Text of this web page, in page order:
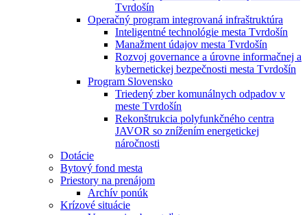
Tvrdošín
Operačný program integrovaná infraštruktúra
Inteligentné technológie mesta Tvrdošín
Manažment údajov mesta Tvrdošín
Rozvoj governance a úrovne informačnej a
kybernetickej bezpečnosti mesta Tvrdošín
Program Slovensko
Triedený zber komunálnych odpadov v
meste Tvrdošín
Rekonštrukcia polyfunkčného centra
JAVOR so znížením energetickej
náročnosti
Dotácie
Bytový fond mesta
Priestory na prenájom
Archív ponúk
Krízové situácie